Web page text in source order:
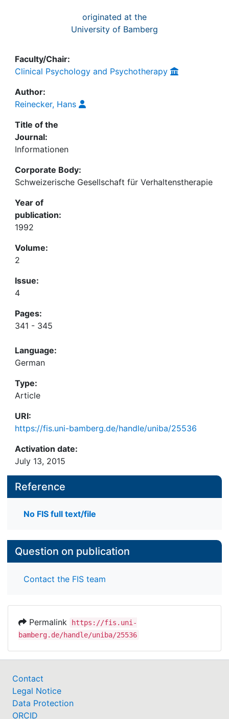
originated at the
University of Bamberg
Faculty/Chair:
Clinical Psychology and Psychotherapy
Author:
Reinecker, Hans
Title of the
Journal:
Informationen
Corporate Body:
Schweizerische Gesellschaft für Verhaltenstherapie
Year of
publication:
1992
Volume:
2
Issue:
4
Pages:
341 - 345
Language:
German
Type:
Article
URI:
https://fis.uni-bamberg.de/handle/uniba/25536
Activation date:
July 13, 2015
Reference
No FIS full text/file
Question on publication
Contact the FIS team
Permalink
https://fis.uni-
bamberg.de/handle/uniba/25536
Contact
Legal Notice
Data Protection
ORCID